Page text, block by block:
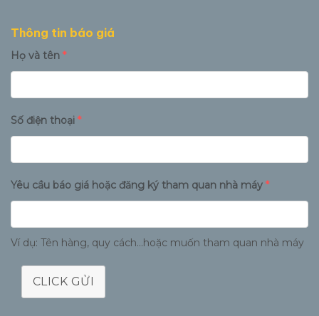
Thông tin báo giá
Họ và tên *
Số điện thoại *
Yêu cầu báo giá hoặc đăng ký tham quan nhà máy *
Ví dụ: Tên hàng, quy cách...hoặc muốn tham quan nhà máy
CLICK GỬI